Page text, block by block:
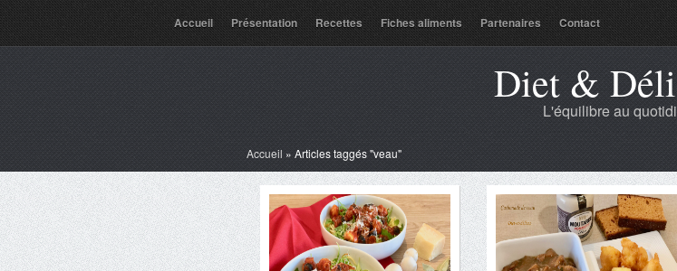
Accueil Présentation Recettes Fiches aliments Partenaires Contact
Diet &
L'équilibre au
Accueil » Articles taggés "veau"